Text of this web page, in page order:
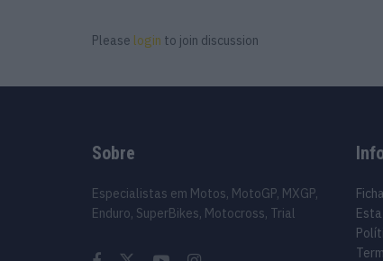
Please login to join discussion
Sobre
Especialistas em Motos, MotoGP, MXGP,
Enduro, SuperBikes, Motocross, Trial